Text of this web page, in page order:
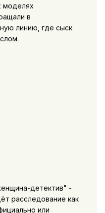
моделях
в
линию, где сыск
детектив" -
расследование как
или